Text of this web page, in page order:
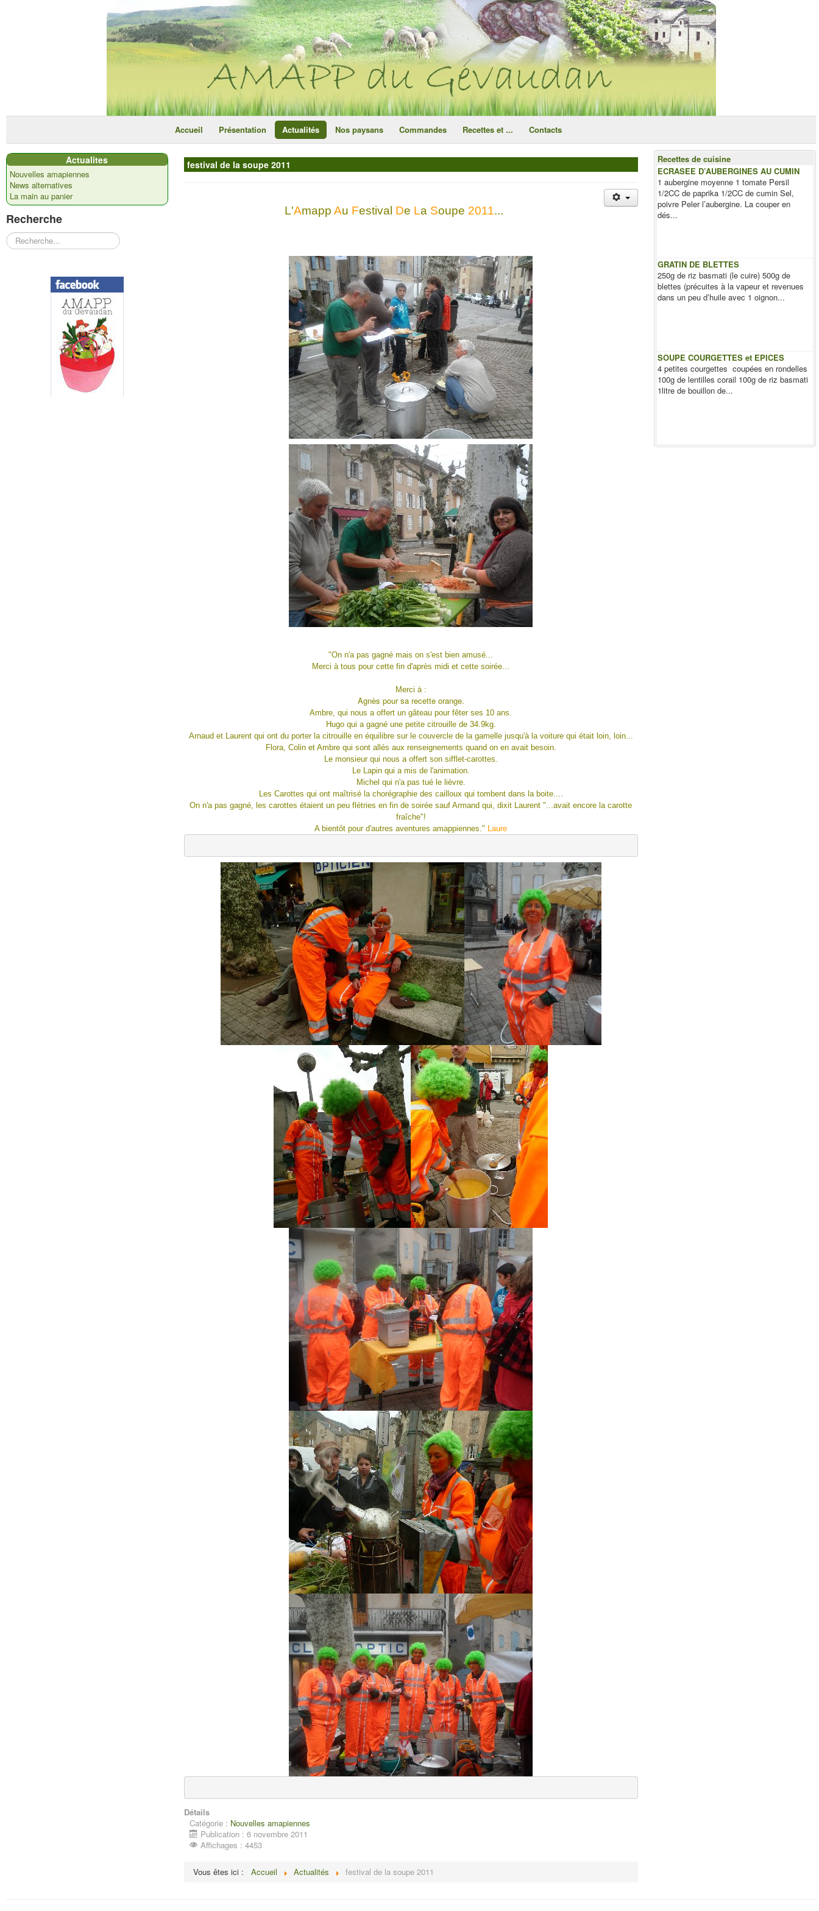
ce site utilise des cookies
Accueil Présentation Actualités Nos paysans Commandes Recettes et ... Contacts
Actualites
Nouvelles amapiennes
News alternatives
La main au panier
Recherche
Rechercher
festival de la soupe 2011
L'AmappAu Festival De La Soupe 2011...
"On n'a pas gagné mais on s'est bien amusé...
Merci à tous pour cette fin d'après midi et cette soirée...
Merci à :
Agnès pour sa recette orange.
Ambre, qui nous a offert un gâteau pour fêter ses 10 ans.
Hugo qui a gagné une petite citrouille de 34.9kg.
Arnaud et Laurent qui ont du porter la citrouille en équilibre sur le couvercle de la gamelle jusqu'à la voiture qui était loin, loin...
Flora, Colin et Ambre qui sont allés aux renseignements quand on en avait besoin.
Le monsieur qui nous a offert son sifflet-carottes.
Le Lapin qui a mis de l'animation.
Michel qui n'a pas tué le lièvre.
Les Carottes qui ont maîtrisé la chorégraphie des cailloux qui tombent dans la boite....
On n'a pas gagné, les carottes étaient un peu flétries en fin de soirée sauf Armand qui, dixit Laurent "...avait encore la carotte
fraîche"!
A bientôt pour d'autres aventures amappiennes." Laure
Détails
Catégorie : Nouvelles amapiennes
Publication : 6 novembre 2011
Affichages : 4453
Vous êtes ici : Accueil Actualités festival de la soupe 2011
Recettes de cuisine
ECRASEE D’AUBERGINES AU CUMIN
1 aubergine moyenne 1 tomate Persil
1/2CC de paprika 1/2CC de cumin Sel,
poivre Peler l’aubergine. La couper en
dés...
GRATIN DE BLETTES
250g de riz basmati (le cuire) 500g de
blettes (précuites à la vapeur et revenues
dans un peu d’huile avec 1 oignon...
SOUPE COURGETTES et EPICES
4 petites courgettes coupées en rondelles
100g de lentilles corail 100g de riz basmati
1litre de bouillon de...